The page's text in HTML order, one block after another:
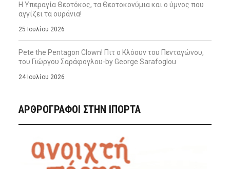
Η Υπεραγία Θεοτόκος, τα Θεοτοκονύμια και ο ύμνος που
αγγίζει τα ουράνια!
25 Ιουλίου 2026
Pete the Pentagon Clown! Πιτ ο Κλόουν του Πενταγώνου,
του Γιώργου Σαράφογλου-by George Sarafoglou
24 Ιουλίου 2026
ΑΡΘΡΟΓΡΑΦΟΙ ΣΤΗΝ IΠΟΡΤΑ